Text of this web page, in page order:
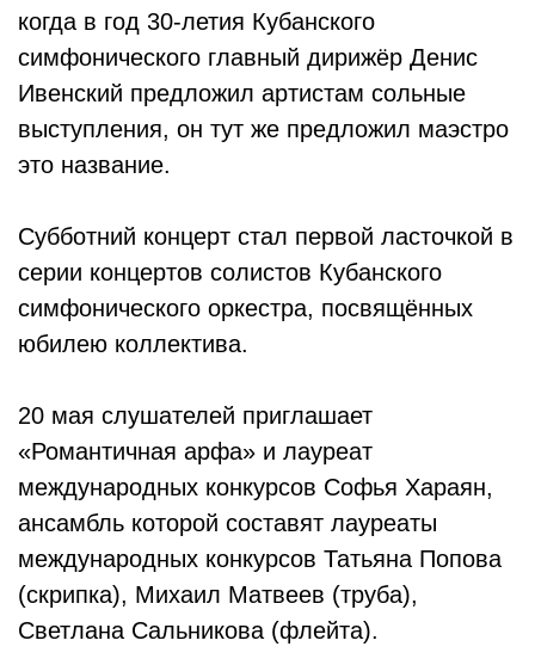
когда в год 30-летия Кубанского
симфонического главный дирижёр Денис
Ивенский предложил артистам сольные
выступления, он тут же предложил маэстро
это название.
Субботний концерт стал первой ласточкой в
серии концертов солистов Кубанского
симфонического оркестра, посвящённых
юбилею коллектива.
20 мая слушателей приглашает
«Романтичная арфа» и лауреат
международных конкурсов Софья Хараян,
ансамбль которой составят лауреаты
международных конкурсов Татьяна Попова
(скрипка), Михаил Матвеев (труба),
Светлана Сальникова (флейта).